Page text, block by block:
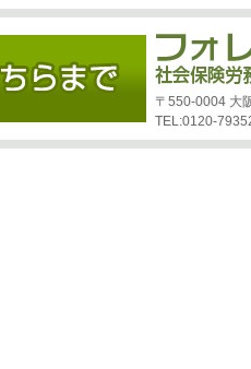
〒550-0004 大
TEL:0120-